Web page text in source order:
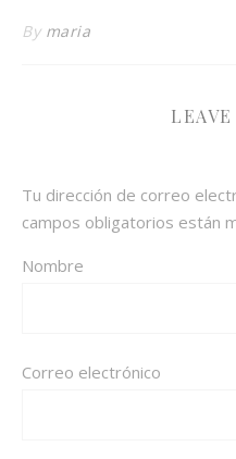
By maria
Tu dirección de correo
campos obligatorios están
Nombre
Correo electrónico